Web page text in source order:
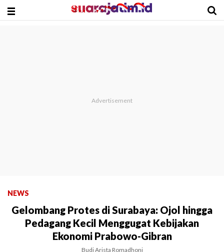
NEWS
Gelombang Protes di Surabaya: Ojol hingga
Pedagang Kecil Menggugat Kebijakan
Ekonomi Prabowo-Gibran
Budi Arista Romadhoni